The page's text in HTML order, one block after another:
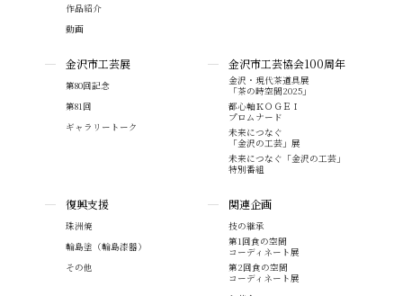
作品紹介
動画
金沢市工芸展
第80回記念
第81回
ギャラリートーク
金沢市工芸協会100周年
金沢・現代茶道具展
「茶の時空間2025」
都心軸ＫＯＧＥＩ
プロムナード
未来につなぐ
「金沢の工芸」展
未来につなぐ「金沢の工芸」
特別番組
復興支援
珠洲焼
輪島塗（輪島漆器）
その他
関連企画
技の継承
第1回食の空間
コーディネート展
第2回食の空間
コーディネート展